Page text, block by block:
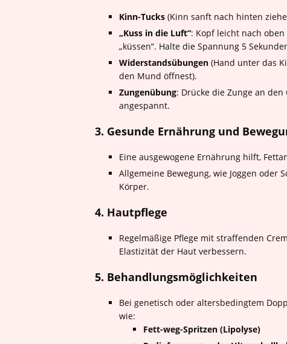
Kinn-Tucks (Kinn sanft nach hinten
„Kuss in die Luft“: Kopf leicht nach
„küssen“. Halte die Spannung 5
Widerstandsübungen (Hand unter das
den Mund öffnest).
Zungenübung: Drücke die Zunge an
angespannt.
3. Gesunde Ernährung und
Eine ausgewogene Ernährung hilft,
Allgemeine Bewegung, wie Joggen oder
Körper.
4. Hautpflege
Regelmäßige Pflege mit straffenden
Elastizität der Haut verbessern.
5. Behandlungsmöglichkeiten
Bei genetisch oder altersbedingtem
wie:
Fett-weg-Spritzen (Lipolyse)